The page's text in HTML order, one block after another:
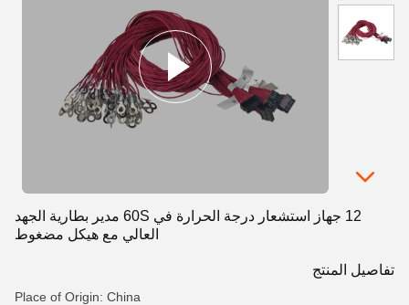
12 جهاز استشعار درجة الحرارة في 60S مدير بطارية الجهد
العالي مع هيكل مضغوط
تفاصيل المنتج
Place of Origin: China